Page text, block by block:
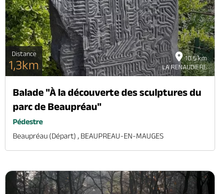
Brochures & Cartes Offices de tourisme Comment venir ? Ecrivez-nous
10.5 km
LA RENAUDIERE
Distance
1,3km
Balade "À la découverte des sculptures du
parc de Beaupréau"
Pédestre
Beaupréau (départ) , BEAUPREAU-EN-MAUGES